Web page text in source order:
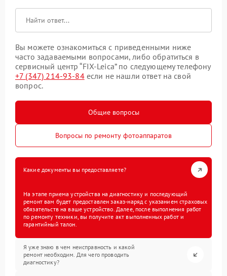
Вы можете ознакомиться с приведенными ниже
часто задаваемыми вопросами, либо обратиться в
сервисный центр “FIX-Leica” по следующему телефону
+7 (347) 214-93-84если не нашли ответ на свой
вопрос.
Общие вопросы
Вопросы по ремонту фотоаппаратов
Какие документы вы предоставляете?
На этапе приема устройства на диагностику и последующий
ремонт вам будет предоставлен заказ-наряд с указанием страховых
обязательств на ваше устройство. Далее, после выполнения работ
по ремонту техники, вы получите акт выполненных работ и
гарантийный талон.
Я уже знаю в чем неисправность и какой
ремонт необходим. Для чего проводить
диагностику?